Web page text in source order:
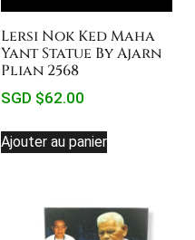
Lersi Nok Ked Maha
Yant Statue By Ajarn
Plian 2568
SGD $62.00
Ajouter au panier